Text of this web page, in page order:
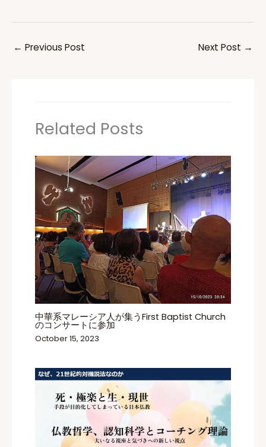
← Previous Post Next Post →
Related Posts
中華系マレーシア人が集うFirst Baptist Church
のコンサートに参加
October 15, 2023